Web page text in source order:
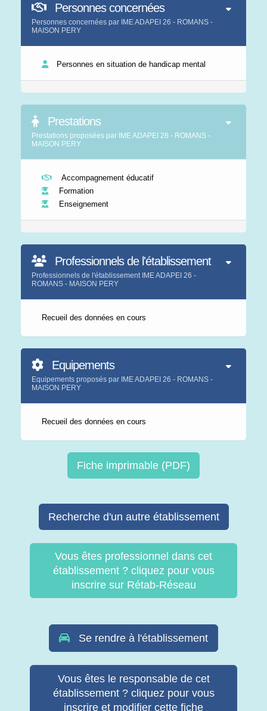
Personnes concernées
Personnes concernées par IME ADAPEI 26 - ROMANS -
MAISON PERY
Personnes en situation de handicap mental
Prestations
Prestations proposées par IME ADAPEI 26 - ROMANS -
MAISON PERY
Accompagnement éducatif
Formation
Enseignement
Professionnels de l'établissement
Professionnels de l'établissement IME ADAPEI 26 -
ROMANS - MAISON PERY
Recueil des données en cours
Equipements
Equipements proposés par IME ADAPEI 26 - ROMANS -
MAISON PERY
Recueil des données en cours
Fiche imprimable (PDF)
Recherche d'un autre établissement
Vous êtes professionnel dans cet
établissement ? cliquez pour vous
inscrire sur Rétab-Réseau
Se rendre à l'établissement
Vous êtes le responsable de cet
établissement ? cliquez pour vous
inscrire et modifier cette fiche